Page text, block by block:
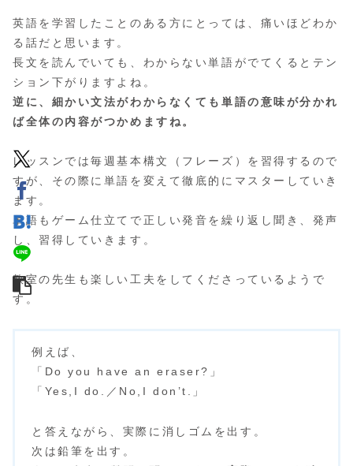
英語を学習したことのある方にとっては、痛いほどわか
る話だと思います。
長文を読んでいても、わからない単語がでてくるとテン
ション下がりますよね。
逆に、細かい文法がわからなくても単語の意味が分かれ
ば全体の内容がつかめますね。
レッスンでは毎週基本構文（フレーズ）を習得するので
すが、その際に単語を変えて徹底的にマスターしていき
ます。
単語もゲーム仕立てで正しい発音を繰り返し聞き、発声
し、習得していきます。
教室の先生も楽しい工夫をしてくださっているようで
す。
例えば、
「Do you have an eraser?」
「Yes,I do.／No,I don’t.」
と答えながら、実際に消しゴムを出す。
次は鉛筆を出す。